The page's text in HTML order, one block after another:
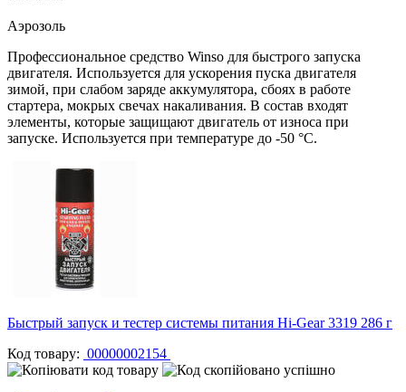
Аэрозоль
Профессиональное средство Winso для быстрого запуска
двигателя. Используется для ускорения пуска двигателя
зимой, при слабом заряде аккумулятора, сбоях в работе
стартера, мокрых свечах накаливания. В состав входят
элементы, которые защищают двигатель от износа при
запуске. Используется при температуре до -50 °С.
Быстрый запуск и тестер системы питания Hi-Gear 3319 286 г
Код товару: 00000002154